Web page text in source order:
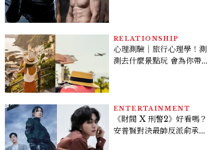
RELATIONSHIP
心理測驗｜旅行心理學！測
測去什麼景點玩 會為你帶來
ENTERTAINMENT
《財閥 X 刑警2》好看嗎？
安普賢對決最帥反派俞承